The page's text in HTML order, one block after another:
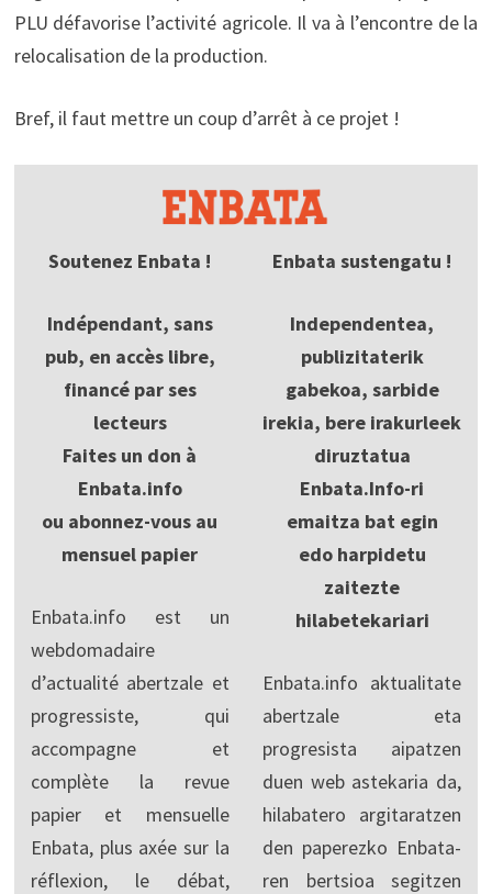
PLU défavorise l’activité agricole. Il va à l’encontre de la
relocalisation de la production.
Bref, il faut mettre un coup d’arrêt à ce projet !
Soutenez Enbata !
Indépendant, sans
pub, en accès libre,
financé par ses
lecteurs
Faites un don à
Enbata.info
ou abonnez-vous au
mensuel papier
Enbata.info est un
webdomadaire
d’actualité abertzale et
progressiste, qui
accompagne et
complète la revue
papier et mensuelle
Enbata, plus axée sur la
réflexion, le débat,
Enbata sustengatu !
Independentea,
publizitaterik
gabekoa, sarbide
irekia, bere irakurleek
diruztatua
Enbata.Info-ri
emaitza bat egin
edo harpidetu
zaitezte
hilabetekariari
Enbata.info aktualitate
abertzale eta
progresista aipatzen
duen web astekaria da,
hilabatero argitaratzen
den paperezko Enbata-
ren bertsioa segitzen